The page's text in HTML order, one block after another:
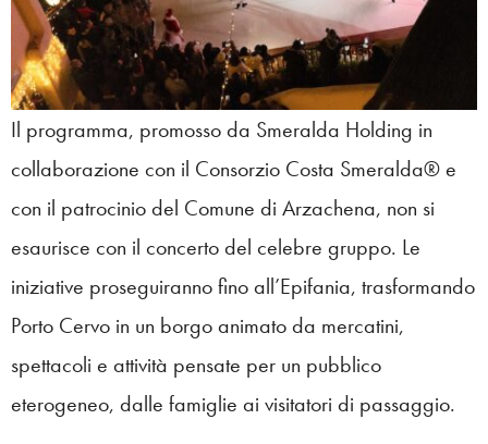
Il programma, promosso da Smeralda Holding in
collaborazione con il Consorzio Costa Smeralda® e
con il patrocinio del Comune di Arzachena, non si
esaurisce con il concerto del celebre gruppo. Le
iniziative proseguiranno fino all’Epifania, trasformando
Porto Cervo in un borgo animato da mercatini,
spettacoli e attività pensate per un pubblico
eterogeneo, dalle famiglie ai visitatori di passaggio.